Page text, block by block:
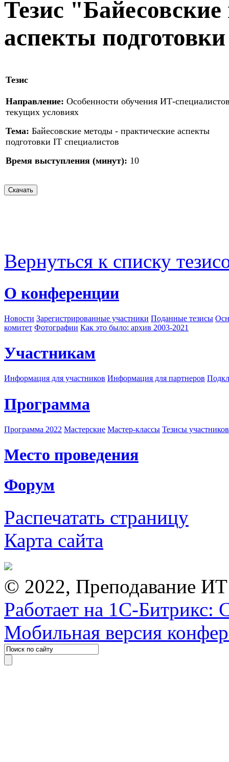
Тезис
аспекты
Тезис
Направление: Особенности обучения ИТ-
текущих условиях
Тема: Байесовские методы - практические аспекты
подготовки IT специалистов
Время выступления (минут): 10
Вернуться к списку
О конференции
Новости Зарегистрированные участники Поданные тезисы
комитет Фотографии Как это было: архив 2003-2021
Участникам
Информация для участников Информация для партнеров
Программа
Программа 2022 Мастерские Мастер-классы Тезисы
Место проведения
Форум
Распечатать страницу
Карта сайта
© 2022, Преподавание
Работает на 1С-Битрикс:
Мобильная версия